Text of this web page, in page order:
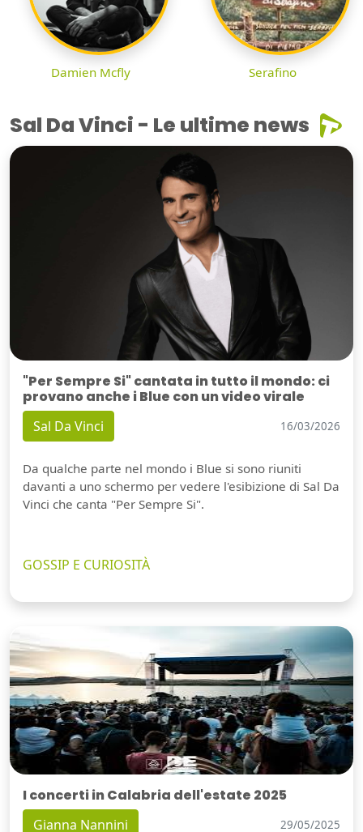
Damien Mcfly Serafino
Sal Da Vinci - Le ultime news
"Per Sempre Si" cantata in tutto il mondo: ci
provano anche i Blue con un video virale
Sal Da Vinci 16/03/2026
Da qualche parte nel mondo i Blue si sono riuniti
davanti a uno schermo per vedere l'esibizione di Sal Da
Vinci che canta "Per Sempre Si".
GOSSIP E CURIOSITÀ
I concerti in Calabria dell'estate 2025
Gianna Nannini 29/05/2025